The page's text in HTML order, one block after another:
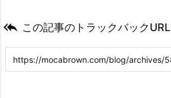
 この記事のトラックバックURL